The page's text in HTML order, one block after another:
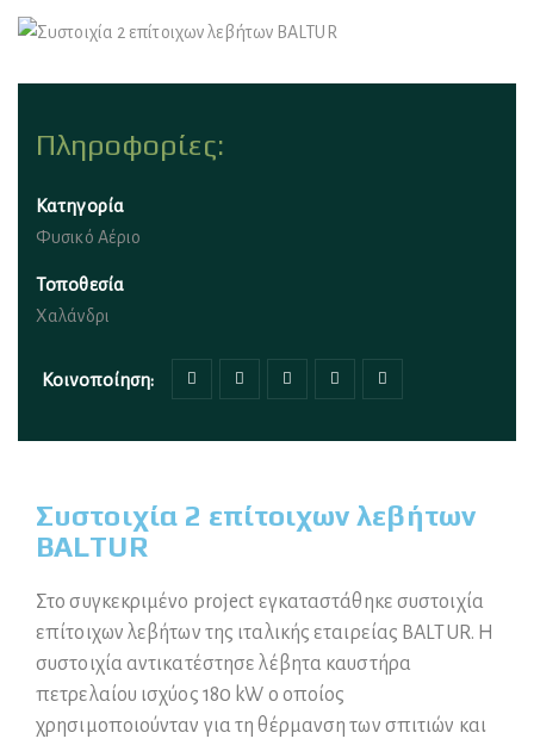
Πληροφορίες:
Κατηγορία
Φυσικό Αέριο
Τοποθεσία
Χαλάνδρι
Κοινοποίηση:
Συστοιχία 2 επίτοιχων λεβήτων
BALTUR
Στο συγκεκριμένο project εγκαταστάθηκε συστοιχία
επίτοιχων λεβήτων της ιταλικής εταιρείας BALTUR. Η
συστοιχία αντικατέστησε λέβητα καυστήρα
πετρελαίου ισχύος 180 kW ο οποίος
χρησιμοποιούνταν για τη θέρμανση των σπιτιών και